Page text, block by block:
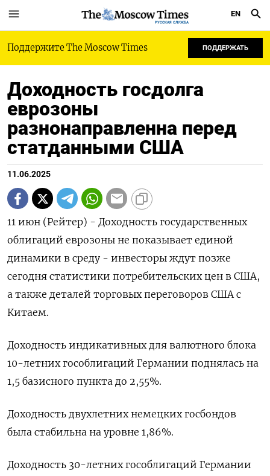
РУССКАЯ СЛУЖБА
EN
Поддержите The Moscow Times ПОДДЕРЖАТЬ
Доходность госдолга
еврозоны
разнонаправленна перед
статданными США
11.06.2025
11 июн (Рейтер) - Доходность государственных
облигаций еврозоны не показывает единой
динамики в среду - инвесторы ждут позже
сегодня статистики потребительских цен в США,
а также деталей торговых переговоров США с
Китаем.
Доходность индикативных для валютного блока
10-летних гособлигаций Германии поднялась на
1,5 базисного пункта до 2,55%.
Доходность двухлетних немецких госбондов
была стабильна на уровне 1,86%.
Доходность 30-летних гособлигаций Германии